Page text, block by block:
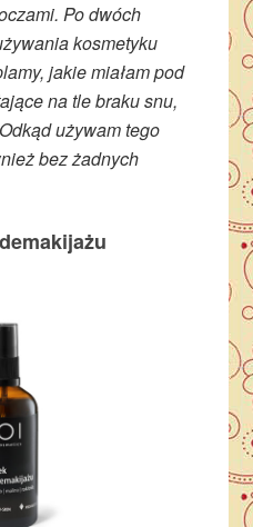
Po dwóch
kosmetyku
jakie miałam pod
na tle braku snu,
używam tego
bez żadnych